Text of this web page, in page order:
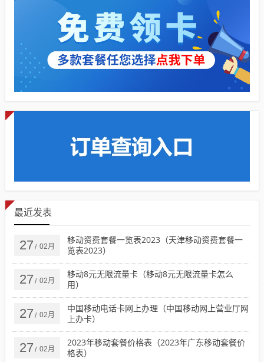
最近发表
27 / 02月
移动资费套餐一览表2023（天津移动资费套餐一
览表2023）
27 / 02月
移动8元无限流量卡（移动8元无限流量卡怎么
用）
27 / 02月
中国移动电话卡网上办理（中国移动网上营业厅网
上办卡）
27 / 02月
2023年移动套餐价格表（2023年广东移动套餐价
格表）